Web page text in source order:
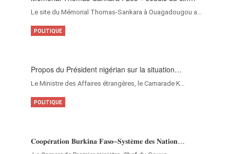
Le site du Mémorial Thomas-Sankara à Ouagadougou a…
Propos du Président nigérian sur la situation…
Le Ministre des Affaires étrangères, le Camarade K…
POLITIQUE
𝐂𝐨𝐨𝐩𝐞́𝐫𝐚𝐭𝐢𝐨𝐧 𝐁𝐮𝐫𝐤𝐢𝐧𝐚 𝐅𝐚𝐬𝐨–𝐒𝐲𝐬𝐭𝐞̀𝐦𝐞 𝐝𝐞𝐬 𝐍𝐚𝐭𝐢𝐨𝐧…
POLITIQUE